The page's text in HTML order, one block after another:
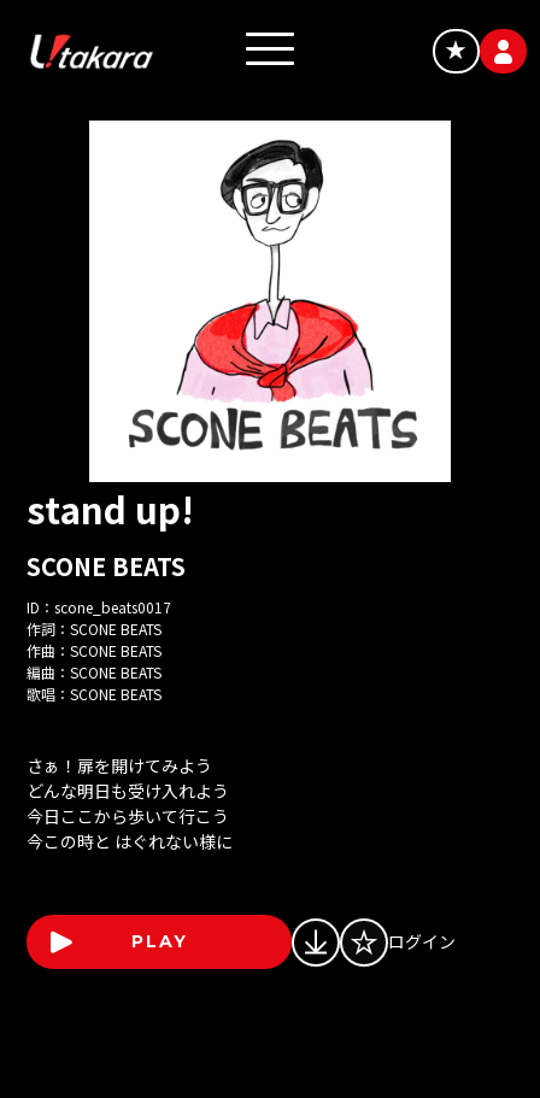
★
stand up!
SCONE BEATS
ID：scone_beats0017
作詞：SCONE BEATS
作曲：SCONE BEATS
編曲：SCONE BEATS
歌唱：SCONE BEATS
さぁ！扉を開けてみよう
どんな明日も受け入れよう
今日ここから歩いて行こう
今この時と はぐれない様に
PLAY ログイン